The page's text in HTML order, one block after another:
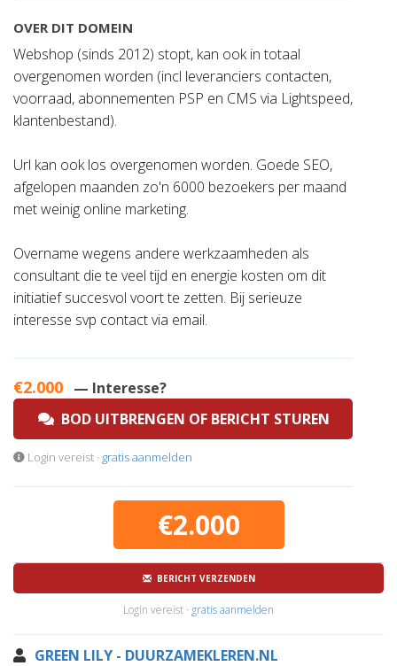
OVER DIT DOMEIN
Webshop (sinds 2012) stopt, kan ook in totaal
overgenomen worden (incl leveranciers contacten,
voorraad, abonnementen PSP en CMS via Lightspeed,
klantenbestand).
Url kan ook los overgenomen worden. Goede SEO,
afgelopen maanden zo'n 6000 bezoekers per maand
met weinig online marketing.
Overname wegens andere werkzaamheden als
consultant die te veel tijd en energie kosten om dit
initiatief succesvol voort te zetten. Bij serieuze
interesse svp contact via email.
€2.000 — Interesse?
BOD UITBRENGEN OF BERICHT STUREN
Login vereist · gratis aanmelden
€2.000
BERICHT VERZENDEN
Login vereist · gratis aanmelden
GREEN LILY - DUURZAMEKLEREN.NL